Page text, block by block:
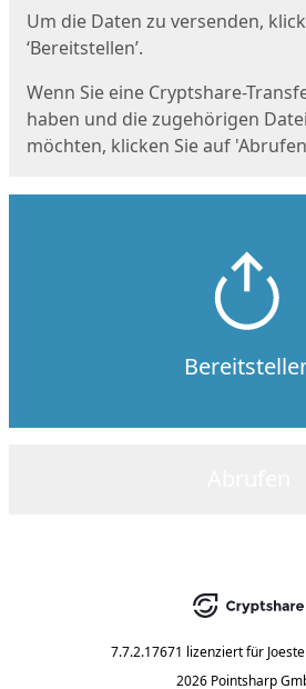
Um die Daten zu versenden,
‘Bereitstellen’.
Wenn Sie eine Cryptshare-
haben und die zugehörigen
möchten, klicken Sie auf
7.7.2.17671 lizenziert für
2026 Pointsharp